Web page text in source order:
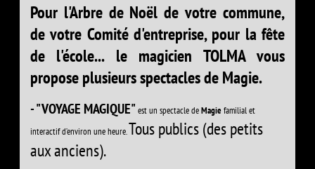
Pour l'Arbre de Noël de votre commune,
de votre Comité d'entreprise, pour la fête
de l'école... le magicien TOLMA vous
propose plusieurs spectacles de Magie.
- "VOYAGE MAGIQUE"est un spectacle deMagiefamilial et
interactif d’environ une heure.Tous publics (des petits
aux anciens).